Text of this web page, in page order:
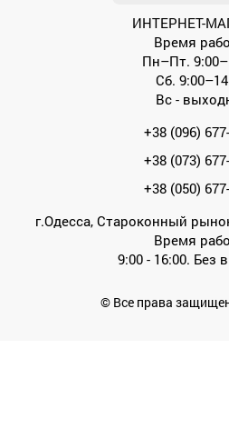
ИНТЕРНЕТ-
Время
Пн–Пт.
Сб.
Вс -
+38 (096)
+38 (073)
+38 (050)
г.Одесса, Староконный
Время
9:00 - 16:00. Без
© Все права